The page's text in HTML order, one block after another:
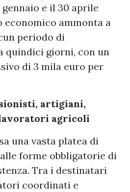
e il 30 aprile
economico ammonta a
periodo di
quindici giorni, con un
di 3 mila euro per
artigiani,
agricoli
una vasta platea di
forme obbligatorie di
Tra i destinatari
coordinati e